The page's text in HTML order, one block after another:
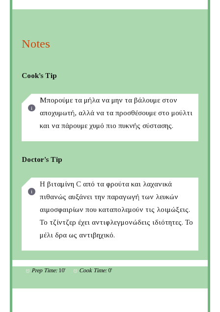
Notes
Cook’s Tip
Μπορούμε τα μήλα να μην τα βάλουμε στον
αποχυμωτή, αλλά να τα προσθέσουμε στο μούλτι
και να πάρουμε χυμό πιο πυκνής σύστασης.
Doctor’s Tip
Η βιταμίνη C από τα φρούτα και λαχανικά
πιθανώς αυξάνει την παραγωγή των λευκών
αιμοσφαιρίων που καταπολεμούν τις λοιμώξεις.
Το τζίντζερ έχει αντιφλεγμονώδεις ιδιότητες. Το
μέλι δρα ως αντιβηχικό.
Prep Time: 10' Cook Time: 0'